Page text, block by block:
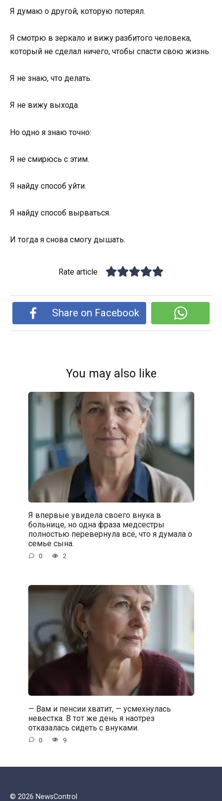
Я думаю о другой, которую потерял.
Я смотрю в зеркало и вижу разбитого человека,
который не сделал ничего, чтобы спасти свою жизнь.
Я не знаю, что делать.
Я не вижу выхода.
Но одно я знаю точно:
Я не смирюсь с этим.
Я найду способ уйти.
Я найду способ вырваться.
И тогда я снова смогу дышать.
Rate article
Share on Facebook
You may also like
Я впервые увидела своего внука в
больнице, но одна фраза медсестры
полностью перевернула всё, что я думала о
семье сына.
0 2
— Вам и пенсии хватит, — усмехнулась
невестка. В тот же день я наотрез
отказалась сидеть с внуками.
0 9
© 2026 NewsControl